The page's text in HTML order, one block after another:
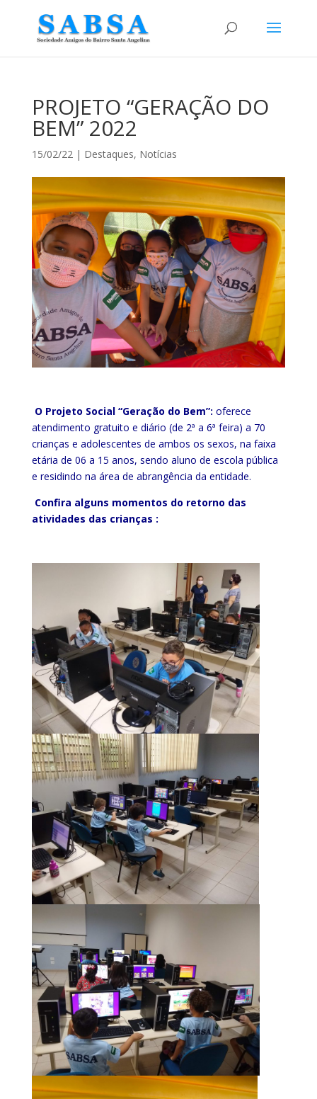
PROJETO “GERAÇÃO DO
BEM” 2022
15/02/22| Destaques, Notícias
O Projeto Social “Geração do Bem”: oferece
atendimento gratuito e diário (de 2ª a 6ª feira) a 70
crianças e adolescentes de ambos os sexos, na faixa
etária de 06 a 15 anos, sendo aluno de escola pública
e residindo na área de abrangência da entidade.
Confira alguns momentos do retorno das
atividades das crianças :